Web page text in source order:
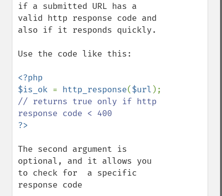
if a submitted URL has a
valid http response code and
also if it responds quickly.
Use the code like this:
<?php
$is_ok = http_response($url
// returns true only if http
The second argument is
optional, and it allows you
to check for  a specific
response code